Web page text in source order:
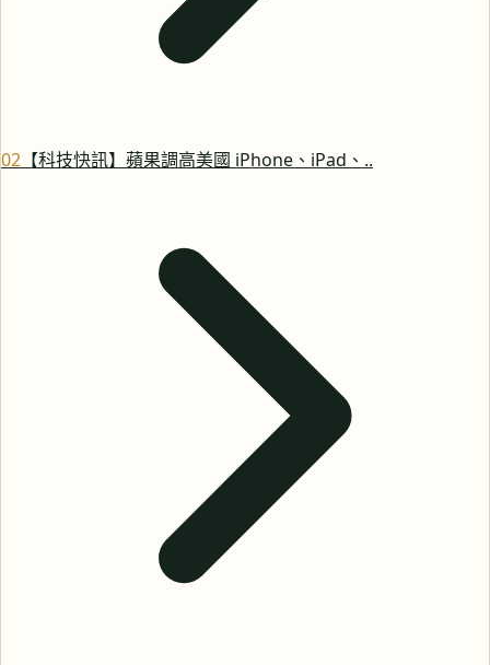
02 【科技快訊】蘋果調高美國 iPhone、iPad、..